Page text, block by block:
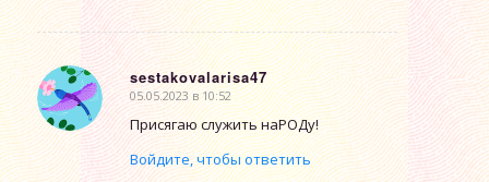
sestakovalarisa47
говорит:
05.05.2023 в 10:52
Присягаю служить наРОДу!
Войдите, чтобы ответить